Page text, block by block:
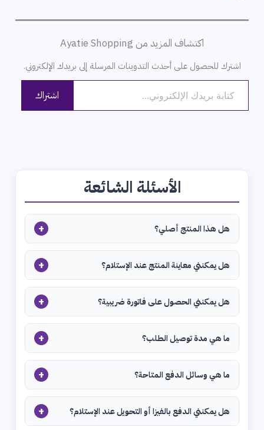
اكتشاف المزيد من Ayatie Shopping
اشترك للحصول على أحدث التدوينات المرسلة إلى بريدك الإلكتروني.
كتابة بريدك الإلكتروني...
اشتراك
الأسئلة الشائعة
هل هذا المنتج أصلي؟ +
هل يمكنني معاينة المنتج عند الإستلام؟ +
هل يمكنني الحصول على فاتورة ضريبية؟ +
ما هي مدة توصيل الطلب؟ +
ما هي وسائل الدفع المتاحة؟ +
هل يمكنني الدفع بالفيزا أو التحويل عند الإستلام؟ +